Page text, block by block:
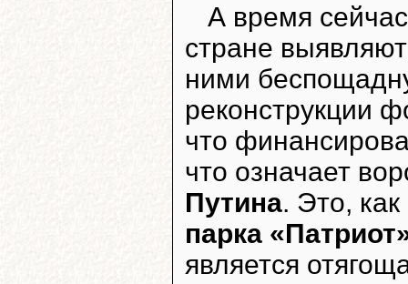
А время
стране
ними
реконструкции
что
что означает
Путина. Это,
парка
является